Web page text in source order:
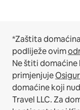
*Zaštita
podliježe ovim
Ne štiti domaćine
primjenjuje
domaćine koji
Travel LLC.Za